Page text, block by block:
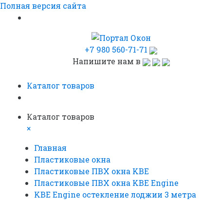
Полная версия сайта
+7 980 560-71-71
Напишите нам в
Каталог товаров
Каталог товаров
×
Главная
Пластиковые окна
Пластиковые ПВХ окна KBE
Пластиковые ПВХ окна KBE Engine
KBE Engine остекление лоджии 3 метра